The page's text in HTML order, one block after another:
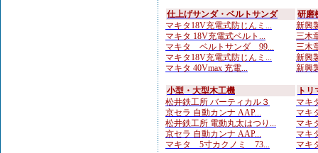
仕上げサンダ・ベルトサンダ
マキタ18V充電式防じんミ...
マキタ 18V充電式ベルト...
マキタ ベルトサンダ 99...
マキタ18V充電式防じんミ...
マキタ 40Vmax 充電...
研磨
新興
三木
三木
新興
新興
小型・大型木工機
松井鉄工所 バーティカル３
京セラ 自動カンナ AAP...
松井鉄工所 電動丸太はつり...
京セラ 自動カンナ AAP...
マキタ 5寸カクノミ 73...
ト
マキ
マキ
マキ
マキ
マキ